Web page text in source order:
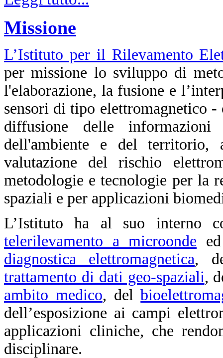
Missione
L’Istituto per il Rilevamento
per missione lo sviluppo di
l'elaborazione, la fusione e
sensori di tipo elettromagnetico
diffusione delle
dell'ambiente e del territorio,
valutazione del rischio
metodologie e tecnologie per la
spaziali e per applicazioni
L’Istituto ha al suo interno
telerilevamento a microonde
diagnostica elettromagnetica,
trattamento di dati geo-spaziali,
ambito medico, del
dell’esposizione ai campi
applicazioni cliniche, che
disciplinare.